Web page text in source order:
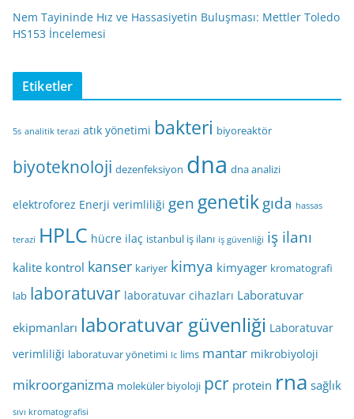
Nem Tayininde Hız ve Hassasiyetin Buluşması: Mettler Toledo
HS153 İncelemesi
Etiketler
5s analitik terazi atık yönetimi bakteri biyoreaktör
biyoteknoloji dezenfeksiyon dna dna analizi
elektroforez Enerji verimliliği gen genetikgıda hassas
terazi HPLC hücre ilaç istanbul iş ilanı iş güvenliği iş ilanı
kalite kontrol kanser kariyer kimya kimyager kromatografi
lab laboratuvar laboratuvar cihazları Laboratuvar
ekipmanları laboratuvar güvenliği Laboratuvar
verimliliği laboratuvar yönetimi lc lims mantar mikrobiyoloji
mikroorganizma moleküler biyoloji pcr protein rna sağlık
sıvı kromatografisi